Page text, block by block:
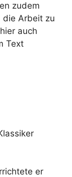
zudem
die Arbeit zu
auch
Text
er